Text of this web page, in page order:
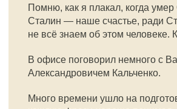
Помню, как я плакал, когда
Сталин — наше счастье, ради
не всё знаем об этом человеке.
В офисе поговорил немного с
Александровичем Кальченко.
Много времени ушло на